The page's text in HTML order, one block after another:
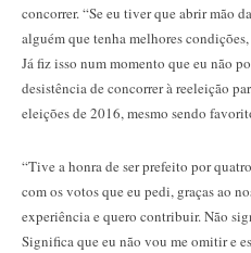
concorrer. “Se eu tiver que abrir mão
alguém que tenha melhores
Já fiz isso num momento que eu não
desistência de concorrer à reeleição
eleições de 2016, mesmo sendo
“Tive a honra de ser prefeito por
com os votos que eu pedi, graças ao
experiência e quero contribuir. Não
Significa que eu não vou me omitir e